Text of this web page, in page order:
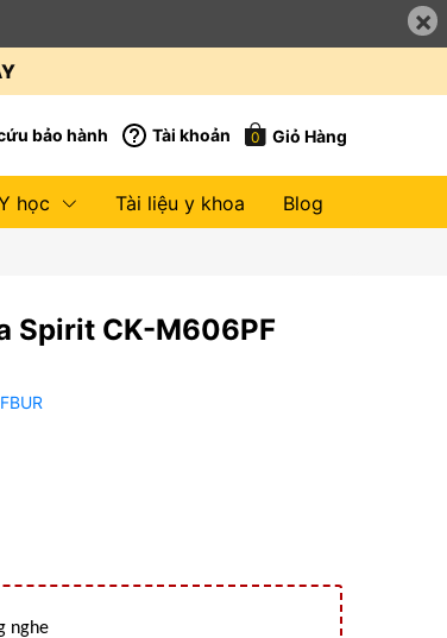
×
bảo hành Tài khoản 0 Giỏ Hàng
học Tài liệu y khoa Blog
Spirit CK-M606PF
nghe